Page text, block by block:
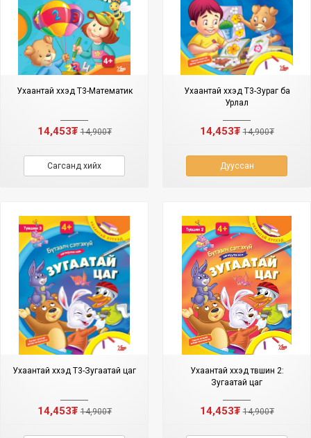
Ухаантай хүүхэд Т3-Математик
14,453₮14,900₮
Сагсанд хийх
Ухаантай хүүхэд Т3-Зураг ба
Урлал
14,453₮14,900₮
Дууссан
Ухаантай хүүхэд Т3-Зугаатай цаг
14,453₮14,900₮
Ухаантай хүүхэд түвшин 2:
Зугаатай цаг
14,453₮14,900₮